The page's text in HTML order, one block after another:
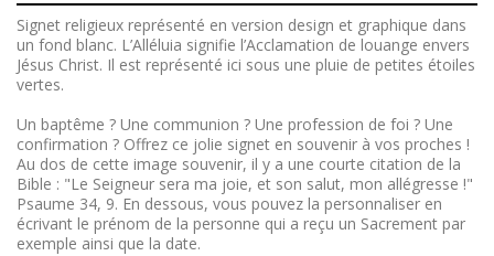
Signet religieux représenté en version design et graphique dans
un fond blanc. L’Alléluia signifie l’Acclamation de louange envers
Jésus Christ. Il est représenté ici sous une pluie de petites étoiles
vertes.
Un baptême ? Une communion ? Une profession de foi ? Une
confirmation ? Offrez ce jolie signet en souvenir à vos proches !
Au dos de cette image souvenir, il y a une courte citation de la
Bible : "Le Seigneur sera ma joie, et son salut, mon allégresse !"
Psaume 34, 9. En dessous, vous pouvez la personnaliser en
écrivant le prénom de la personne qui a reçu un Sacrement par
exemple ainsi que la date.